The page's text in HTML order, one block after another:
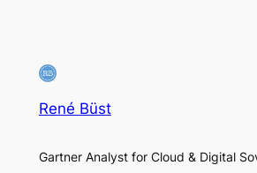
René Büst
Gartner Analyst for Cloud & Digital